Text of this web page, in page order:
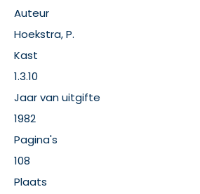
Auteur
Hoekstra, P.
Kast
1.3.10
Jaar van uitgifte
1982
Pagina's
108
Plaats